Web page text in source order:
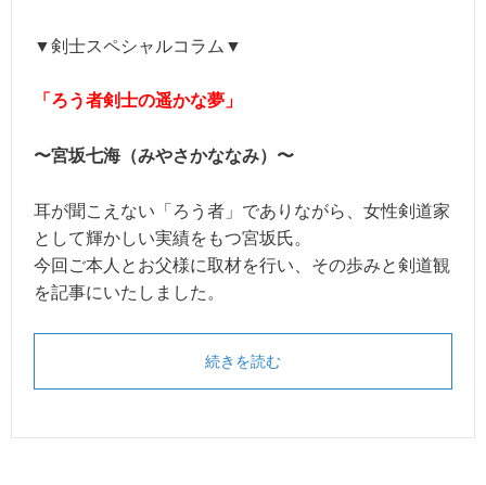
▼剣士スペシャルコラム▼
「ろう者剣士の遥かな夢」
〜宮坂七海（みやさかななみ）〜
耳が聞こえない「ろう者」でありながら、女性剣道家
として輝かしい実績をもつ宮坂氏。
今回ご本人とお父様に取材を行い、その歩みと剣道観
を記事にいたしました。
続きを読む